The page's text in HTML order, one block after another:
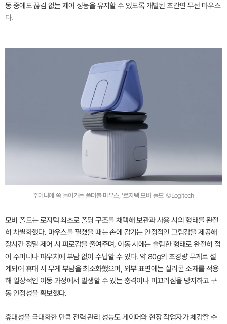
동 중에도 끊김 없는 제어 성능을 유지할 수 있도록 개발된 초간편 무선 마우스
다.
주머니에 쏙 들어가는 폴더블 마우스, '로지텍 모비 폴드' ©Logitech
모비 폴드는 로지텍 최초로 폴딩 구조를 채택해 보관과 사용 시의 형태를 완전
히 차별화했다. 마우스를 펼쳤을 때는 손에 감기는 안정적인 그립감을 제공해
장시간 정밀 제어 시 피로감을 줄여주며, 이동 시에는 슬림한 형태로 완전히 접
어 주머니나 파우치에 부담 없이 수납할 수 있다. 약 80g의 초경량 무게로 설
계되어 휴대 시 무게 부담을 최소화했으며, 외부 표면에는 실리콘 소재를 적용
해 일상적인 이동 과정에서 발생할 수 있는 충격이나 미끄러짐을 방지하고 구
동 안정성을 확보했다.
휴대성을 극대화한 만큼 전력 관리 성능도 게이머와 현장 작업자가 체감할 수